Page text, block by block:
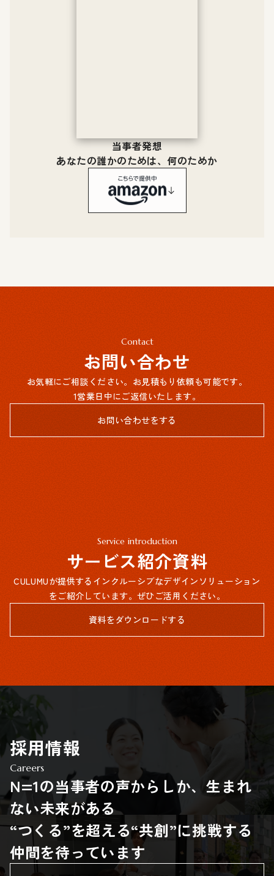
当事者発想
あなたの誰かのためは、何のためか
Contact
お問い合わせ
お気軽にご相談ください。お見積もり依頼も可能です。
1営業日中にご返信いたします。
お問い合わせをする
Service introduction
サービス紹介資料
CULUMUが提供するインクルーシブなデザインソリューション
をご紹介しています。ぜひご活用ください。
資料をダウンロードする
採用情報
Careers
N=1の当事者の声からしか、生まれ
ない未来がある
“つくる”を超える“共創”に挑戦する
仲間を待っています